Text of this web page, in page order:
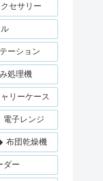
セサリー
ーション
処理機
リーケース
電子レンジ
布団乾燥機
ダー